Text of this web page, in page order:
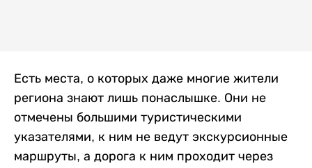
Есть места, о которых даже многие жители
региона знают лишь понаслышке. Они не
отмечены большими туристическими
указателями, к ним не ведут экскурсионные
маршруты, а дорога к ним проходит через